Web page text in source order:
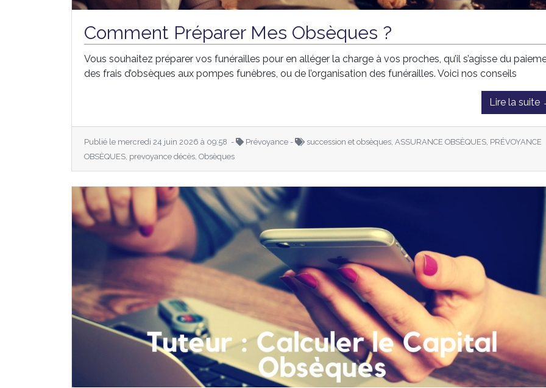
Comment Préparer Mes Obsèques ?
Vous souhaitez préparer vos funérailles pour en alléger la charge à vos proches, qu’il s’agisse du
des frais d’obsèques aux pompes funèbres, ou de l’organisation des funérailles. Voici nos conseils
Lire la suite
Publié le mercredi 24 juin 2026 à 09:58 - Prévoyance -
succession et obsèques, ASSURANCE OBSÈQUES, PRÉVOYANCE
OBSÈQUES, prevoyance décès, Obsèques